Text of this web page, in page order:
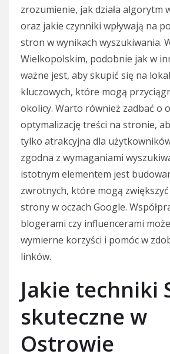
zrozumienie, jak działa algorytm
oraz jakie czynniki wpływają na
stron w wynikach wyszukiwania.
Wielkopolskim, podobnie jak w
ważne jest, aby skupić się na
kluczowych, które mogą
okolicy. Warto również zadbać o
optymalizację treści na stronie,
tylko atrakcyjna dla
zgodna z wymaganiami
istotnym elementem jest
zwrotnych, które mogą
strony w oczach Google.
blogerami czy influencerami
wymierne korzyści i pomóc w
linków.
Jakie techniki
skuteczne w
Ostrowie